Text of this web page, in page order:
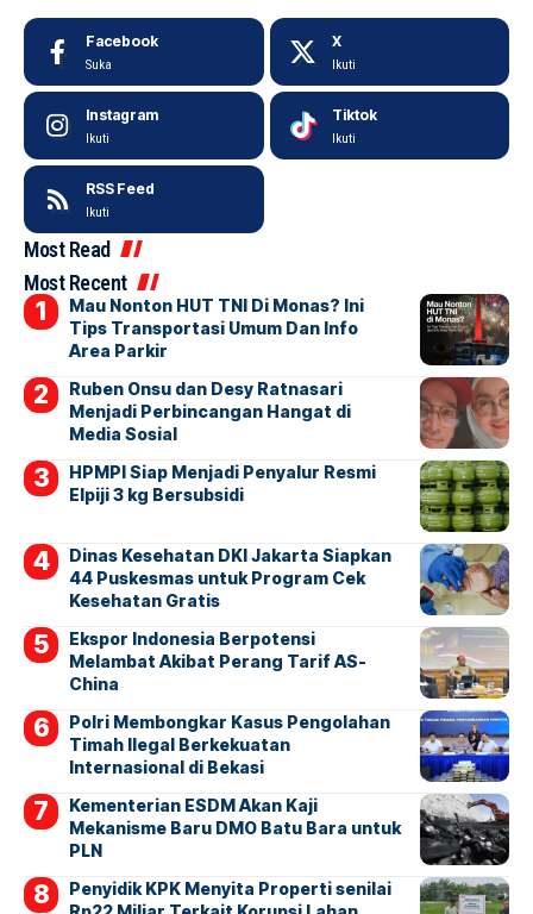
Facebook
Suka
X
Ikuti
Instagram
Ikuti
Tiktok
Ikuti
RSS Feed
Ikuti
Most Read
Most Recent
Mau Nonton HUT TNI Di Monas? Ini
Tips Transportasi Umum Dan Info
Area Parkir
Ruben Onsu dan Desy Ratnasari
Menjadi Perbincangan Hangat di
Media Sosial
HPMPI Siap Menjadi Penyalur Resmi
Elpiji 3 kg Bersubsidi
Dinas Kesehatan DKI Jakarta Siapkan
44 Puskesmas untuk Program Cek
Kesehatan Gratis
Ekspor Indonesia Berpotensi
Melambat Akibat Perang Tarif AS-
China
Polri Membongkar Kasus Pengolahan
Timah Ilegal Berkekuatan
Internasional di Bekasi
Kementerian ESDM Akan Kaji
Mekanisme Baru DMO Batu Bara untuk
PLN
Penyidik KPK Menyita Properti senilai